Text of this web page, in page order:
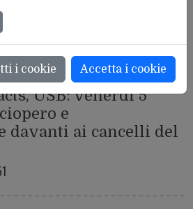
USB: venerdì 5
e
davanti ai cancelli del
i cookie Accetta i cookie